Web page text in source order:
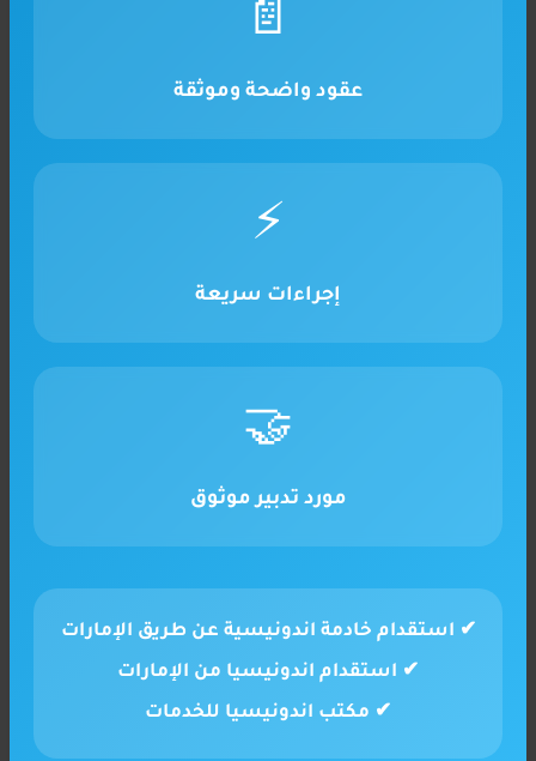
📄
عقود واضحة وموثقة
⚡
إجراءات سريعة
🤝
مورد تدبير موثوق
✔ استقدام خادمة اندونيسية عن طريق الإمارات
✔ استقدام اندونيسيا من الإمارات
✔ مكتب اندونيسيا للخدمات